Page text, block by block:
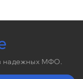
надежных МФО.